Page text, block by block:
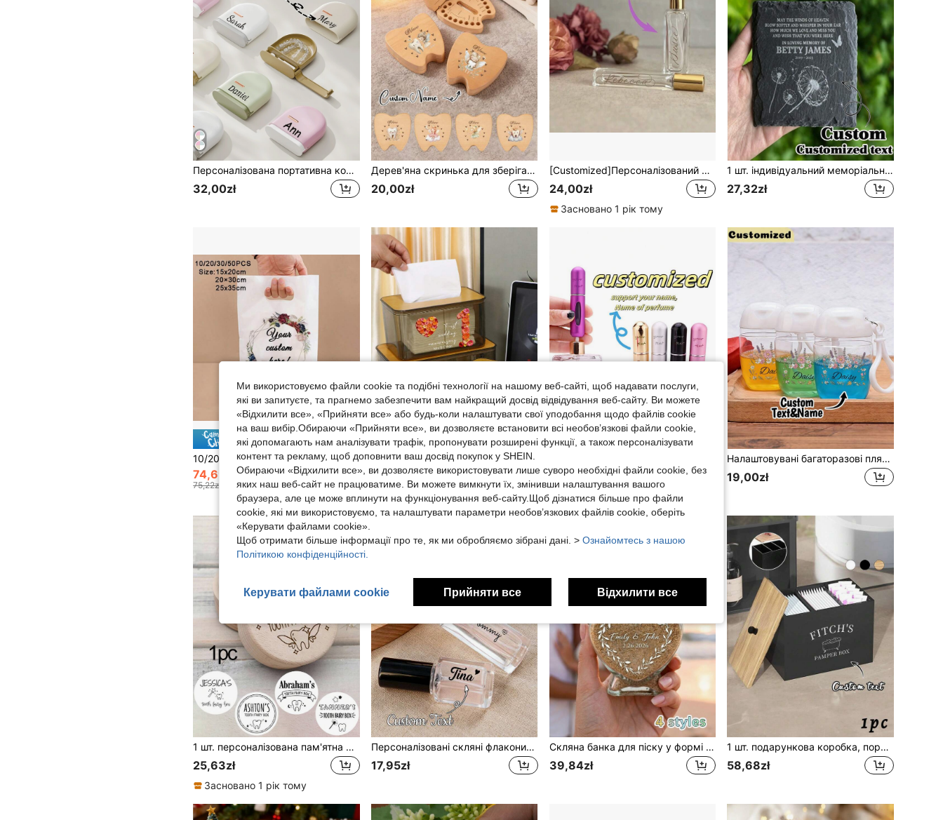
Персоналізована портативна коробка для зберігання стоматологічних протезів, зубних протезів та дитячих ортодонтичних апаратів, шикарна осінь
32,00zł
Дерев'яна скринька для зберігання на замовлення, скринька для зубів, скринька для аксесуарів для волосся, скринька для кілець, дерев'яна скринька для колекції зубів зубної феї з візерунком янголятка та зуба. Підходить для Нього, Неї, Хлопця, Дівчини, Матері, Тата, Сім'ї, Друзів, Річниці, Дня Святого Валентина, Дня матері, Дня народження, Дня батька, Випускного, Спальні, Дому, Їдальні, Офісу, Школи
20,00zł
[Customized]Персоналізований флакон парфумів, подарунок для нареченої та матері, подарунок для подружки нареченої, запрошення для подружки нареченої, персоналізовані парфуми, універсальне використання, дуже декоративний, з можливістю гравіювання, вишуканий та елегантний, модний і вінтажний, унікальний, індивідуальний, персоналізований, ідеальний подарунок для неї, дівчини, бабусі та дідуся, на річницю, на весілля
24,00zł
Засновано 1 рік тому
1 шт. індивідуальний меморіальний камінь - налаштовувана квадратна табличка, підходить для домашнього декору, мистецтва та ремесел - унікальний меморіальний подарунок, гравіровані меморіали, надгробки та персоналізовані пам'ятні вироби з іменами
27,32zł
Зберегти 0,53zł
10/20/30/50 шт. індивідуальні пластикові пакети-пакети з PE з друком, пакети з індивідуальним текстом для бізнесу, пакети для покупок для бутіка, оптові пакети для магазину, багатофункціональні міцні протигрибкові, персоналізований подарунок на річниці та дні народження
74,69zł
75,22zł найнижча ціна
Чохол для коробки серветок з фотографіями на замовлення, тримач для серветок з персоналізованим текстом, коробка для серветок з номером на замовлення, диспенсер для серветок з налаштовуваним дизайном зображення, сучасний мінімалістичний стиль дерев'яної кришки, ідеально підходить для святкових подарунків, домашнього декору, річниць весілля, новосілля, продуманих подарунків, родини, організації серветок
38,20zł
Засновано 1 рік тому
20,89zł
Налаштовувані багаторазові пляшечки, Змінні пляшечки з персоналізованим текстом та квітковим візерунком, Портативні дорожні пляшечки, Компактні порожні пляшечки для подорожей на відпочинок, Змінні пляшечки для догляду за шкірою з насосом, Багаторазові пластикові пляшечки для зняття макіяжу (тонік, засіб для зняття макіяжу, догляд за нігтями, есенція тощо), Необхідні засоби для подорожей, Пляшечки для зберігання в подорожах
19,00zł
1 шт. персоналізована пам'ятна коробочка для першого зуба, дерев'яна коробочка Зубної феї з можливістю нанесення імені, коробочка для зберігання молочних зубів, коробочка для випавших зубів, багатофункціональна коробочка для дрібних речей, водонепроникна, герметична, без прасування, з можливістю гравіювання, декоративна, вишукана вінтажна, високої якості, мила, персоналізована, унікальна, ідеальний подарунок для неї, хлопця, дівчини, тата, мами, родини, друзів, сина, доньки, підходить для річниці, Дня святого Валентина, весілля, декору дому та інших подій
25,63zł
Засновано 1 рік тому
Персоналізовані скляні флакони-спреї для парфумів 5 мл, дорожні спрей-флакони, подарунки на весілля, дорожні аксесуари, подарункові скляні пляшечки на замовлення
17,95zł
Скляна банка для піску у формі серця з індивідуальним гравіюванням, персоналізований текст і імена, пляшка-пам'ятка з пробковою кришкою, 4 доступні стилі, ідеально для весільної церемонії єднання піску, сувенір для пляжного весілля, подарунок на заручини та річницю
39,84zł
1 шт. подарункова коробка, порожня персоналізована дерев'яна коробка для подарунка дружбу, дерев'яна подарункова коробка, коробка для перепакування подарунка, персоналізована коробка з індивідуальним текстом
58,68zł
Ми використовуємо файли cookie та подібні технології на нашому веб-сайті, щоб надавати послуги,
які ви запитуєте, та прагнемо забезпечити вам найкращий досвід відвідування веб-сайту. Ви можете
«Відхилити все», «Прийняти все» або будь-коли налаштувати свої уподобання щодо файлів cookie
на ваш вибір.Обираючи «Прийняти все», ви дозволяєте встановити всі необов’язкові файли cookie,
які допомагають нам аналізувати трафік, пропонувати розширені функції, а також персоналізувати
контент та рекламу, щоб доповнити ваш досвід покупок у SHEIN.
Обираючи «Відхилити все», ви дозволяєте використовувати лише суворо необхідні файли cookie, без
яких наш веб-сайт не працюватиме. Ви можете вимкнути їх, змінивши налаштування вашого
браузера, але це може вплинути на функціонування веб-сайту.Щоб дізнатися більше про файли
cookie, які ми використовуємо, та налаштувати параметри необов’язкових файлів cookie, оберіть
«Керувати файлами cookie».
Щоб отримати більше інформації про те, як ми обробляємо зібрані дані. > Ознайомтесь з нашою
Політикою конфіденційності.
Керувати файлами cookie Прийняти все Відхилити все